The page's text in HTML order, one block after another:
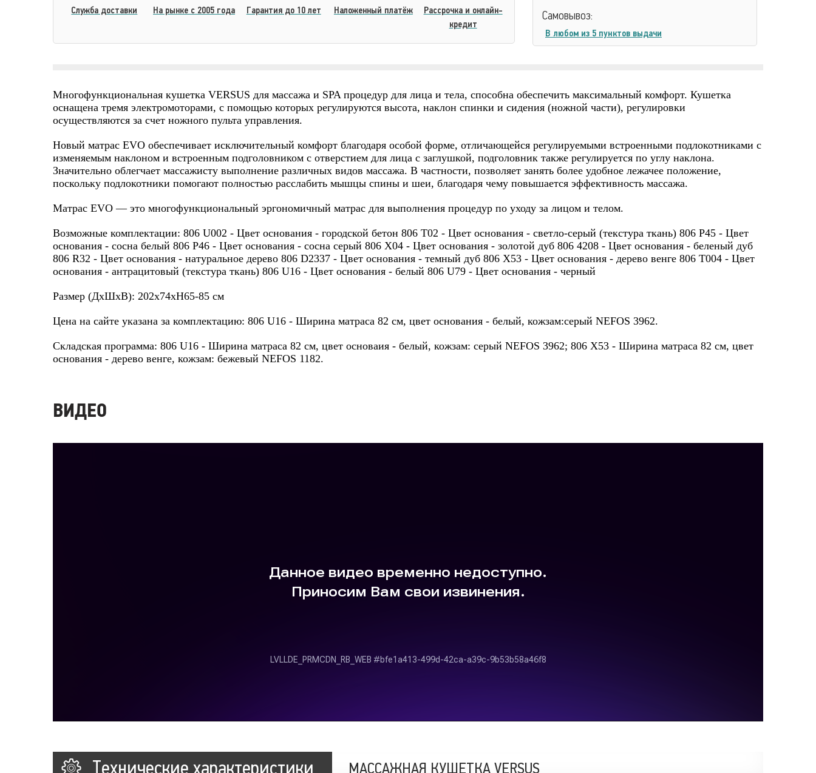
Cлужба доставки На рынке с 2005 года Гарантия до 10 лет Наложенный платёж
Рассрочка и онлайн-
кредит
Самовывоз:
В любом из 5 пунктов выдачи
Многофункциональная кушетка VERSUS для массажа и SPA процедур для лица и тела, способна обеспечить максимальный комфорт. Кушетка
оснащена тремя электромоторами, с помощью которых регулируются высота, наклон спинки и сидения (ножной части), регулировки
осуществляются за счет ножного пульта управления.
Новый матрас EVO обеспечивает исключительный комфорт благодаря особой форме, отличающейся регулируемыми встроенными подлокотниками с
изменяемым наклоном и встроенным подголовником с отверстием для лица с заглушкой, подголовник также регулируется по углу наклона.
Значительно облегчает массажисту выполнение различных видов массажа. В частности, позволяет занять более удобное лежачее положение,
поскольку подлокотники помогают полностью расслабить мышцы спины и шеи, благодаря чему повышается эффективность массажа.
Матрас EVO — это многофункциональный эргономичный матрас для выполнения процедур по уходу за лицом и телом.
Возможные комплектации: 806 U002 - Цвет основания - городской бетон 806 T02 - Цвет основания - светло-серый (текстура ткань) 806 P45 - Цвет
основания - сосна белый 806 P46 - Цвет основания - сосна серый 806 X04 - Цвет основания - золотой дуб 806 4208 - Цвет основания - беленый дуб
806 R32 - Цвет основания - натуральное дерево 806 D2337 - Цвет основания - темный дуб 806 X53 - Цвет основания - дерево венге 806 T004 - Цвет
основания - антрацитовый (текстура ткань) 806 U16 - Цвет основания - белый 806 U79 - Цвет основания - черный
Размер (ДхШхВ): 202x74xH65-85 см
Цена на сайте указана за комплектацию: 806 U16 - Ширина матраса 82 см, цвет основания - белый, кожзам:серый NEFOS 3962.
Складская программа: 806 U16 - Ширина матраса 82 см, цвет основаия - белый, кожзам: серый NEFOS 3962; 806 X53 - Ширина матраса 82 см, цвет
основания - дерево венге, кожзам: бежевый NEFOS 1182.
ВИДЕО
Технические характеристики МАССАЖНАЯ КУШЕТКА VERSUS